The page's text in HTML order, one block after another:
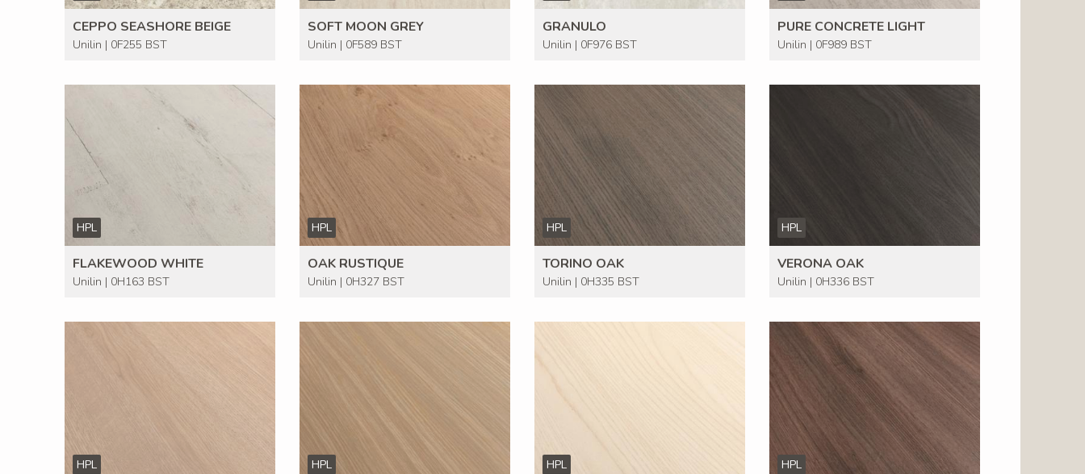
CEPPO SEASHORE BEIGE
Unilin | 0F255 BST
SOFT MOON GREY
Unilin | 0F589 BST
GRANULO
Unilin | 0F976 BST
PURE CONCRETE LIGHT
Unilin | 0F989 BST
HPL
FLAKEWOOD WHITE
Unilin | 0H163 BST
HPL
OAK RUSTIQUE
Unilin | 0H327 BST
HPL
TORINO OAK
Unilin | 0H335 BST
HPL
VERONA OAK
Unilin | 0H336 BST
HPL HPL HPL HPL